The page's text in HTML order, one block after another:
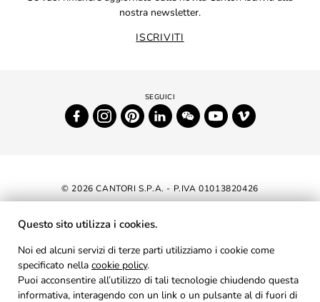
nostra newsletter.
ISCRIVITI
© 2026 CANTORI S.P.A. - P.IVA 01013820426
DICHIARAZIONE DI ACCESSIBILITÀ
AREA RISERVATA
PRIVACY
Questo sito utilizza i cookies.
Noi ed alcuni servizi di terze parti utilizziamo i cookie come
specificato nella cookie policy.
Puoi acconsentire all’utilizzo di tali tecnologie chiudendo questa
informativa, interagendo con un link o un pulsante al di fuori di